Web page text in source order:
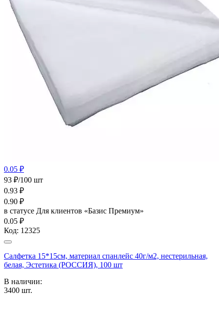
0.05 ₽
93 ₽/100 шт
0.93 ₽
0.90 ₽
в статусе Для клиентов «Базис Премиум»
0.05 ₽
Код: 12325
Салфетка 15*15см, материал спанлейс 40г/м2, нестерильная,
белая, Эстетика (РОССИЯ), 100 шт
В наличии:
3400 шт.